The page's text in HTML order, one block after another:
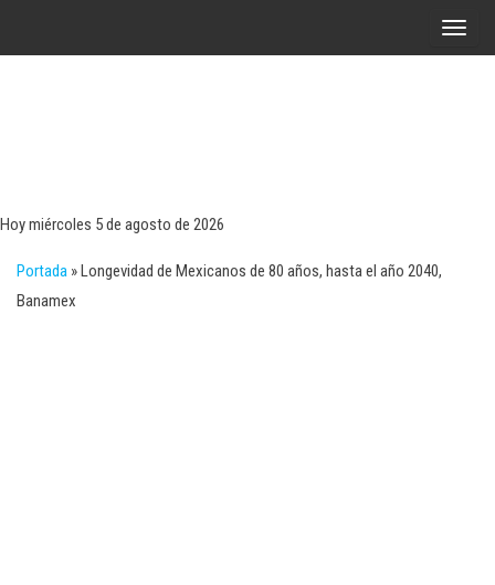
A
Hoy miércoles 5 de agosto de 2026
Portada »Longevidad de Mexicanos de 80 años, hasta el año 2040,
Banamex